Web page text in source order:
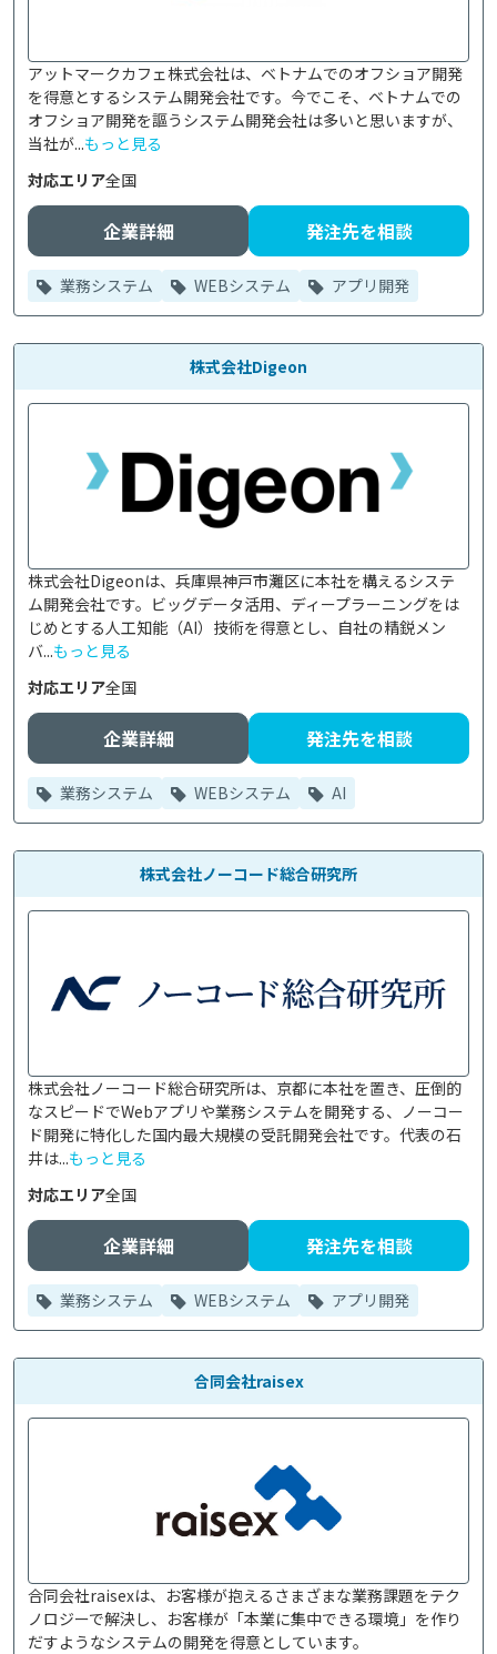
アットマークカフェ株式会社は、ベトナムでのオフショア開発
を得意とするシステム開発会社です。今でこそ、ベトナムでの
オフショア開発を謳うシステム開発会社は多いと思いますが、
当社が...もっと見る
対応エリア全国
企業詳細 発注先を相談
業務システム WEBシステム アプリ開発
株式会社Digeon
株式会社Digeonは、兵庫県神戸市灘区に本社を構えるシステ
ム開発会社です。ビッグデータ活用、ディープラーニングをは
じめとする人工知能（AI）技術を得意とし、自社の精鋭メン
バ...もっと見る
対応エリア全国
企業詳細 発注先を相談
業務システム WEBシステム AI
株式会社ノーコード総合研究所
株式会社ノーコード総合研究所は、京都に本社を置き、圧倒的
なスピードでWebアプリや業務システムを開発する、ノーコー
ド開発に特化した国内最大規模の受託開発会社です。代表の石
井は...もっと見る
対応エリア全国
企業詳細 発注先を相談
業務システム WEBシステム アプリ開発
合同会社raisex
合同会社raisexは、お客様が抱えるさまざまな業務課題をテク
ノロジーで解決し、お客様が「本業に集中できる環境」を作り
だすようなシステムの開発を得意としています。